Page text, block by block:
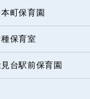
町保育園
保育室
台駅前保育園